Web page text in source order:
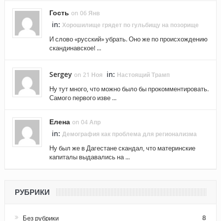
Гость on 06 Янв
in: Хорошилище грядет по гульбищу на позорище
И слово «русский» убрать. Оно же по происхождению
скандинавское! ...
Sergey on 21 Ноя in: Настоящий Трамп
Ну тут много, что можно было бы прокомментировать.
Самого первого изве ...
Елена on 04 Апр
in: Демография как проблема для регионализма
Ну был же в Дагестане скандал, что материнские
капиталы выдавались на ...
РУБРИКИ
Без рубрики 8